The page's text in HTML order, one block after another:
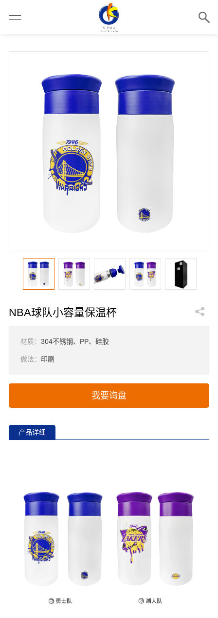
NBA球队小容量保温杯
材质：304不锈钢、PP、硅胶
做法： 印刷
我要询盘
产品详细